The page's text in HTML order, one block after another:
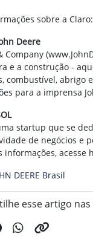
sobre a
Deere
Company
e a construção -
combustível, abrigo
para a imprensa
startup que se
de negócios e
informações,
DEERE Brasil
esse artigo nas